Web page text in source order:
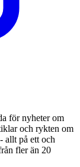
för nyheter om
och rykten om
allt på ett och
fler än 20